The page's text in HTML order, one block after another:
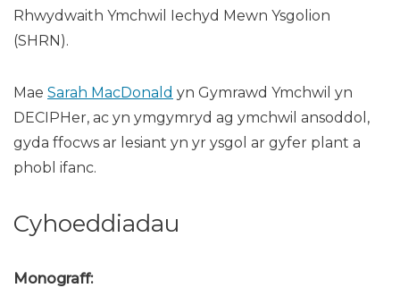
Rhwydwaith Ymchwil Iechyd Mewn Ysgolion
(SHRN).
Mae Sarah MacDonald yn Gymrawd Ymchwil yn
DECIPHer, ac yn ymgymryd ag ymchwil ansoddol,
gyda ffocws ar lesiant yn yr ysgol ar gyfer plant a
phobl ifanc.
Cyhoeddiadau
Monograff: